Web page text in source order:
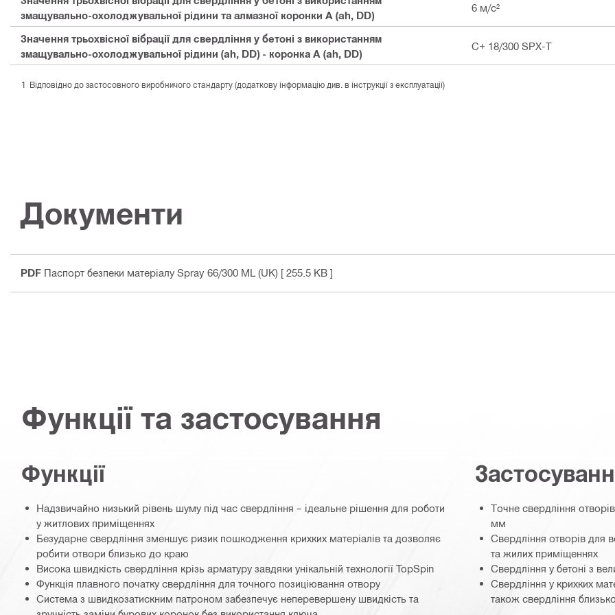
змащувально-охолоджувальної рідини та алмазної коронки А (ah, DD)
6 м/с²
Значення трьохвісної вібрації для свердління у бетоні з використанням
змащувально-охолоджувальної рідини (ah, DD) - коронка А (ah, DD)
C+ 18/300 SPX-T
Відповідно до застосовного виробничого стандарту (додаткову інформацію див. в інструкції з експлуатації)
Документи
PDF Паспорт безпеки матеріалу Spray 66/300 ML (UK) [ 255.5 KB ]
Функції та застосування
Функції
Надзвичайно низький рівень шуму під час свердління – ідеальне рішення для роботи
у житлових приміщеннях
Безударне свердління зменшує ризик пошкодження крихких матеріалів та дозволяє
робити отвори близько до краю
Висока швидкість свердління крізь арматуру завдяки унікальній технології TopSpin
Функція плавного початку свердління для точного позиціювання отвору
Система з швидкозатискним патроном забезпечує неперевершену швидкість та
Точне свердління
мм
Свердління отворів для
та жилих приміщеннях
Свердління у бетоні з
Свердління у крихких
також свердління